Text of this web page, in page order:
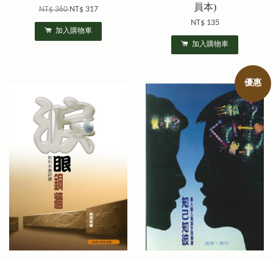
NT$ 360NT$ 317
加入購物車
員本)
NT$ 135
加入購物車
優惠